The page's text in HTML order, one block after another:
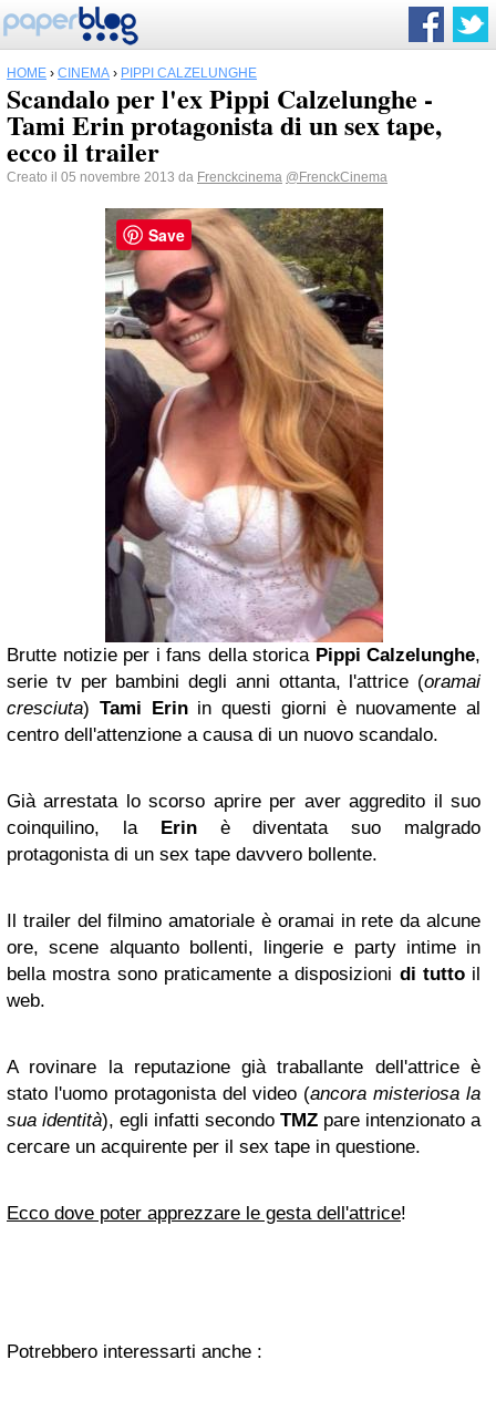
HOME › CINEMA › PIPPI CALZELUNGHE
Scandalo per l'ex Pippi Calzelunghe -
Tami Erin protagonista di un sex tape,
ecco il trailer
Creato il 05 novembre 2013 da Frenckcinema @FrenckCinema
Brutte notizie per i fans della storica Pippi Calzelunghe,
serie tv per bambini degli anni ottanta, l'attrice (oramai
cresciuta) Tami Erinin questi giorni è nuovamente al
centro dell'attenzione a causa di un nuovo scandalo.
Già arrestata lo scorso aprire per aver aggredito il suo
coinquilino, la Erin è diventata suo malgrado
protagonista di un sex tape davvero bollente.
Il trailer del filmino amatoriale è oramai in rete da alcune
ore, scene alquanto bollenti, lingerie e party intime in
bella mostra sono praticamente a disposizioni di tuttoil
web.
A rovinare la reputazione già traballante dell'attrice è
stato l'uomo protagonista del video (ancora misteriosa la
sua identità), egli infatti secondo TMZ pare intenzionato a
cercare un acquirente per il sex tape in questione.
Ecco dove poter apprezzare le gesta dell'attrice!
Potrebbero interessarti anche :
Save